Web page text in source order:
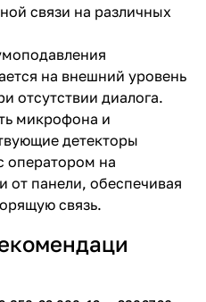
связи на различных
на внешний уровень
отсутствии диалога.
микрофона и
детекторы
оператором на
от панели, обеспечивая
связь.